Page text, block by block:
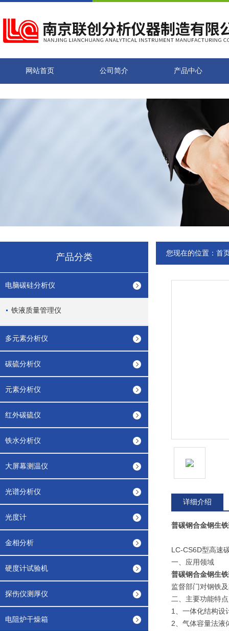
网站首页 公司简介 产品中心
产品分类
电脑碳硅分析仪
铁液质量管理仪
多元素分析仪
碳硫分析仪
元素分析仪
红外碳硫仪
铁水分析仪
大屏幕测温仪
光谱分析仪
光度计
金相分析
硬度计试验机
探伤仪测厚仪
电阻炉干燥箱
您现在的位置： 首
详细介绍
普碳钢合金钢生
LC-CS6D型高速
一、应用领域
普碳钢合金钢生
监督部门对钢铁
二、主要功能特点
1、一体化结构设
2、气体容量法液